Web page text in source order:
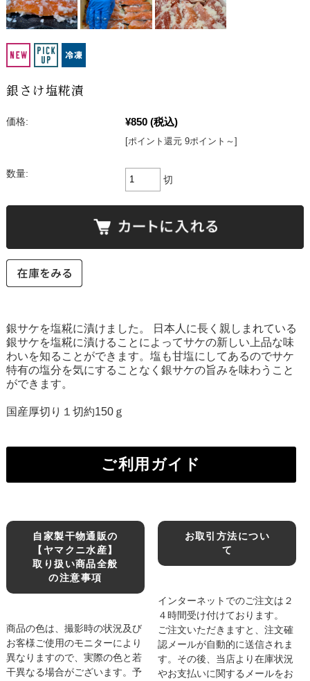
銀さけ塩糀漬
価格: ¥850 (税込)
[ポイント還元 9ポイント～]
数量:
切
銀サケを塩糀に漬けました。 日本人に長く親しまれている
銀サケを塩糀に漬けることによってサケの新しい上品な味
わいを知ることができます。塩も甘塩にしてあるのでサケ
特有の塩分を気にすることなく銀サケの旨みを味わうこと
ができます。
国産厚切り１切約150ｇ
ご利用ガイド
自家製干物通販の
【ヤマクニ水産】
取り扱い商品全般
の注意事項
商品の色は、撮影時の状況及び
お客様ご使用のモニターにより
異なりますので、実際の色と若
干異なる場合がございます。予
お取引方法につい
て
インターネットでのご注文は２
４時間受け付けております。
ご注文いただきますと、注文確
認メールが自動的に送信されま
す。その後、当店より在庫状況
やお支払いに関するメールをお